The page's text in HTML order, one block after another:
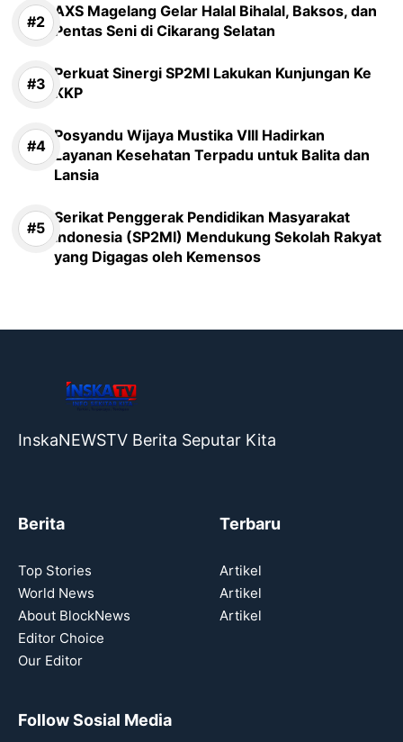
AXS Magelang Gelar Halal Bihalal, Baksos, dan
Pentas Seni di Cikarang Selatan
Perkuat Sinergi SP2MI Lakukan Kunjungan Ke
KKP
Posyandu Wijaya Mustika VIII Hadirkan
Layanan Kesehatan Terpadu untuk Balita dan
Lansia
Serikat Penggerak Pendidikan Masyarakat
Indonesia (SP2MI) Mendukung Sekolah Rakyat
yang Digagas oleh Kemensos
InskaNEWSTV Berita Seputar Kita
Berita
Top Stories
World News
About BlockNews
Editor Choice
Our Editor
Terbaru
Artikel
Artikel
Artikel
Follow Sosial Media